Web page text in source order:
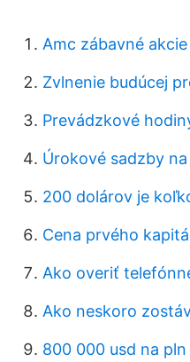
Amc zábavné
Zvlnenie budúcej
Prevádzkové
Úrokové sadzby
200 dolárov je
Cena prvého
Ako overiť
Ako neskoro
800 000 usd na pln